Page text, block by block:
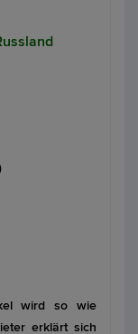
wird so wie
erklärt sich